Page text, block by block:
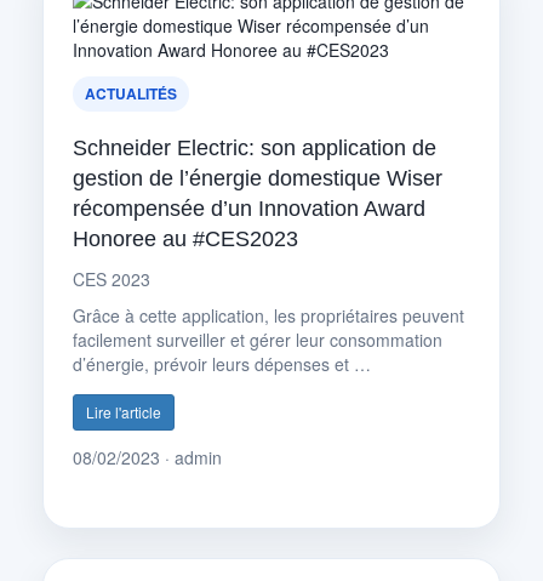
ACTUALITÉS
Schneider Electric: son application de
gestion de l’énergie domestique Wiser
récompensée d’un Innovation Award
Honoree au #CES2023
CES 2023
Grâce à cette application, les propriétaires peuvent
facilement surveiller et gérer leur consommation
d’énergie, prévoir leurs dépenses et …
Lire l'article
08/02/2023 · admin